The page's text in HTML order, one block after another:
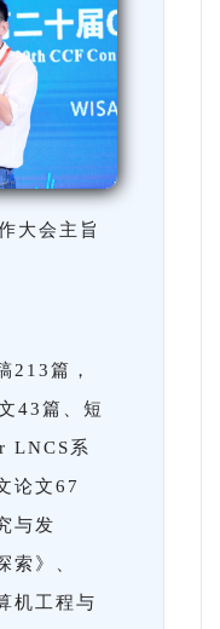
大会主旨
213篇，
43篇、短
LNCS系
论文67
与发
索》、
机工程与